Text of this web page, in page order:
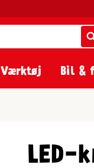
Værktøj Bil &
LED-